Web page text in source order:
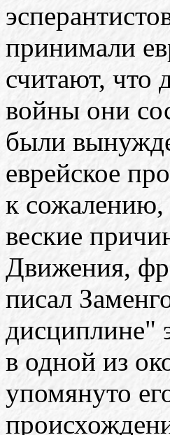
принимали
считают, что
войны они
были
еврейское
к
веские
Движения,
писал
дисциплине"
в одной из
упомянуто